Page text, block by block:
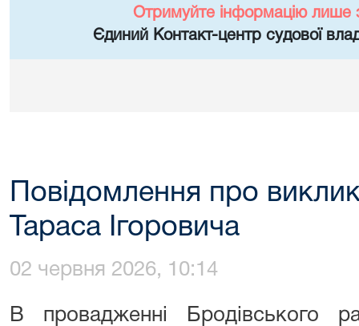
Отримуйте інформацію лише
Єдиний Контакт-центр судової
Повідомлення про
Тараса Ігоровича
02 червня 2026, 10:14
В провадженні Бродівського